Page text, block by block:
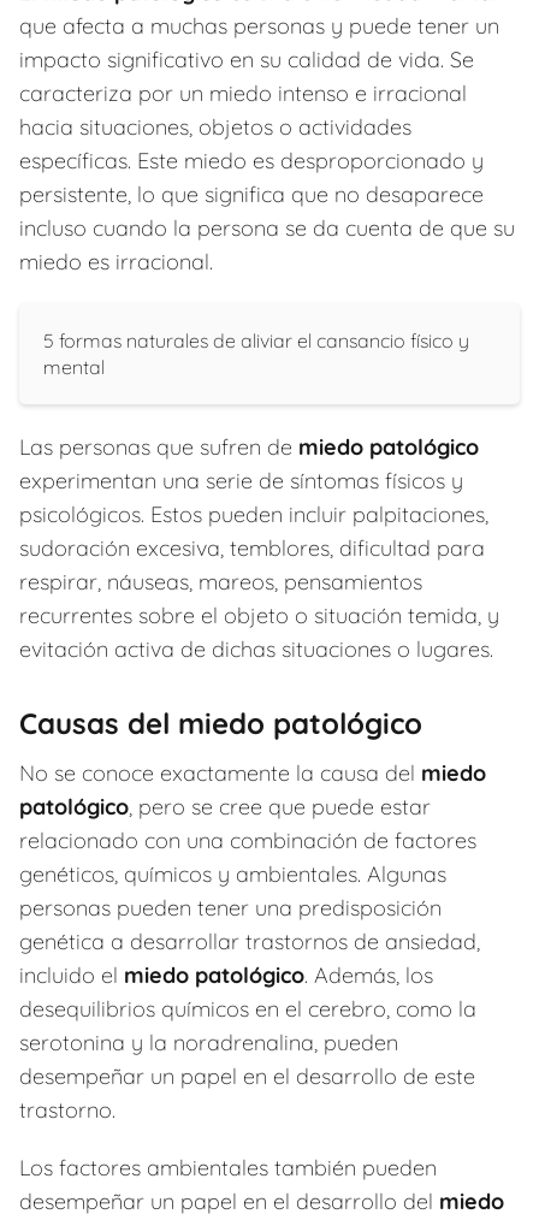
que afecta a muchas personas y puede tener un
impacto significativo en su calidad de vida. Se
caracteriza por un miedo intenso e irracional
hacia situaciones, objetos o actividades
específicas. Este miedo es desproporcionado y
persistente, lo que significa que no desaparece
incluso cuando la persona se da cuenta de que su
miedo es irracional.
5 formas naturales de aliviar el cansancio físico y
mental
Las personas que sufren de miedo patológico
experimentan una serie de síntomas físicos y
psicológicos. Estos pueden incluir palpitaciones,
sudoración excesiva, temblores, dificultad para
respirar, náuseas, mareos, pensamientos
recurrentes sobre el objeto o situación temida, y
evitación activa de dichas situaciones o lugares.
Causas del miedo patológico
No se conoce exactamente la causa del miedo
patológico, pero se cree que puede estar
relacionado con una combinación de factores
genéticos, químicos y ambientales. Algunas
personas pueden tener una predisposición
genética a desarrollar trastornos de ansiedad,
incluido el miedo patológico. Además, los
desequilibrios químicos en el cerebro, como la
serotonina y la noradrenalina, pueden
desempeñar un papel en el desarrollo de este
trastorno.
Los factores ambientales también pueden
desempeñar un papel en el desarrollo del miedo